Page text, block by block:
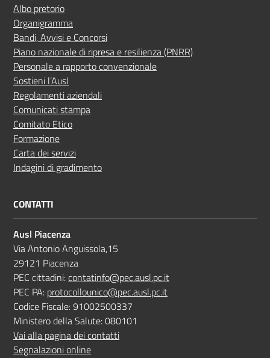
Albo pretorio
Organigramma
Bandi, Avvisi e Concorsi
Piano nazionale di ripresa e resilienza (PNRR)
Personale a rapporto convenzionale
Sostieni l’Ausl
Regolamenti aziendali
Comunicati stampa
Comitato Etico
Formazione
Carta dei servizi
Indagini di gradimento
CONTATTI
Ausl Piacenza
Via Antonio Anguissola,15
29121 Piacenza
PEC cittadini:contatinfo@pec.ausl.pc.it
PEC PA: protocollounico@pec.ausl.pc.it
Codice Fiscale: 91002500337
Ministero della Salute: 080101
Vai alla pagina dei contatti
Segnalazioni online